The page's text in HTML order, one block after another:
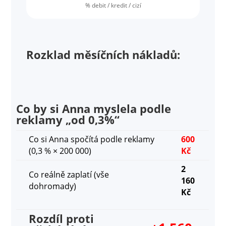
% debit / kredit / cizí
Rozklad měsíčních nákladů:
Co by si Anna myslela podle
reklamy „od 0,3%“
Co si Anna spočítá podle reklamy
(0,3 % × 200 000)
600
Kč
Co reálně zaplatí (vše
dohromady)
2
160
Kč
Rozdíl proti